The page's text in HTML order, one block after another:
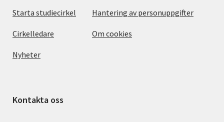
Starta studiecirkel
Cirkelledare
Nyheter
Hantering av personuppgifter
Om cookies
Kontakta oss